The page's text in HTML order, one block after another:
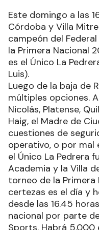
Este domingo a las
Córdoba y Villa
campeón del
la Primera Nacional
es el Único La
Luis).
Luego de la baja de
múltiples opciones.
Nicolás, Platense,
Haig, el Madre de
cuestiones de
operativo, o por mal
el Único La Pedrera
Academia y la Villa
torneo de la Primera
certezas es el día y
desde las 16.45
nacional por parte